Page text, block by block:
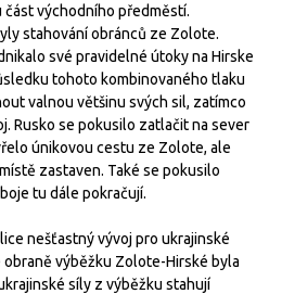
východního předměstí.
stahování obránců ze Zolote.
své pravidelné útoky na Hirske
tohoto kombinovaného tlaku
valnou většinu svých sil, zatímco
Rusko se pokusilo zatlačit na sever
únikovou cestu ze Zolote, ale
zastaven. Také se pokusilo
tu dále pokračují.
nešťastný vývoj pro ukrajinské
obraně výběžku Zolote-Hirské byla
síly z výběžku stahují